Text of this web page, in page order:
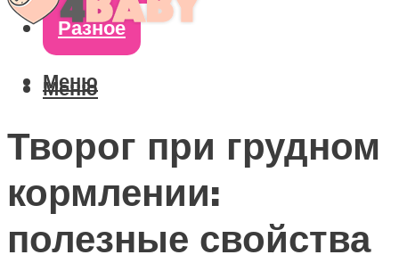
Разное
Меню
Меню
Творог при грудном
кормлении:
полезные свойства